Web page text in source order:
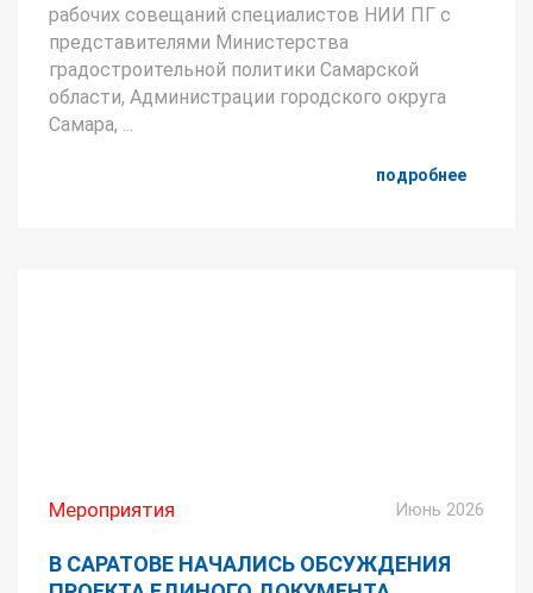
рабочих совещаний специалистов НИИ ПГ с
представителями Министерства
градостроительной политики Самарской
области, Администрации городского округа
Самара, ...
подробнее
Мероприятия Июнь 2026
В САРАТОВЕ НАЧАЛИСЬ ОБСУЖДЕНИЯ